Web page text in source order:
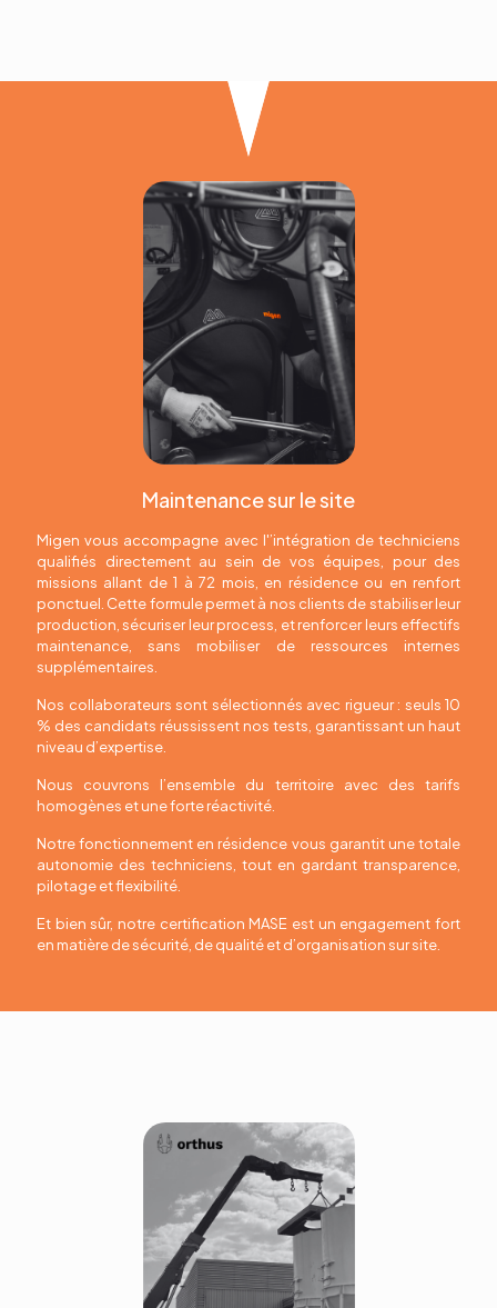
Maintenance sur le site
Migen vous accompagne avec l'’intégration de techniciens
qualifiés directement au sein de vos équipes, pour des
missions allant de 1 à 72 mois, en résidence ou en renfort
ponctuel. Cette formule permet à nos clients de stabiliser leur
production, sécuriser leur process, et renforcer leurs effectifs
maintenance, sans mobiliser de ressources internes
supplémentaires.
Nos collaborateurs sont sélectionnés avec rigueur : seuls 10
% des candidats réussissent nos tests, garantissant un haut
niveau d’expertise.
Nous couvrons l’ensemble du territoire avec des tarifs
homogènes et une forte réactivité.
Notre fonctionnement en résidence vous garantit une totale
autonomie des techniciens, tout en gardant transparence,
pilotage et flexibilité.
Et bien sûr, notre certification MASE est un engagement fort
en matière de sécurité, de qualité et d’organisation sur site.